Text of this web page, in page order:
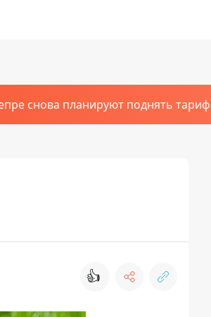
снова планируют поднять тариф
👍